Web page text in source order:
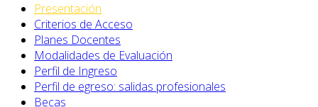
Presentación
Criterios de Acceso
Planes Docentes
Modalidades de Evaluación
Perfil de Ingreso
Perfil de egreso: salidas profesionales
Becas